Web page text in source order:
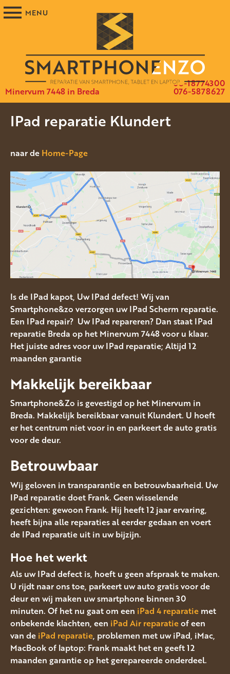
Minervum 7448 in Breda 076-5878627
06-18774300
IPad reparatie Klundert
naar de Home-Page
Is de IPad kapot, Uw IPad defect! Wij van
Smartphone&zo verzorgen uw IPad Scherm reparatie.
Een IPad repair? Uw IPad repareren? Dan staat IPad
reparatie Breda op het Minervum 7448 voor u klaar.
Het juiste adres voor uw IPad reparatie; Altijd 12
maanden garantie
Makkelijk bereikbaar
Smartphone&Zo is gevestigd op het Minervum in
Breda. Makkelijk bereikbaar vanuit Klundert. U hoeft
er het centrum niet voor in en parkeert de auto gratis
voor de deur.
Betrouwbaar
Wij geloven in transparantie en betrouwbaarheid. Uw
IPad reparatie doet Frank. Geen wisselende
gezichten: gewoon Frank. Hij heeft 12 jaar ervaring,
heeft bijna alle reparaties al eerder gedaan en voert
de IPad reparatie uit in uw bijzijn.
Hoe het werkt
Als uw IPad defect is, hoeft u geen afspraak te maken.
U rijdt naar ons toe, parkeert uw auto gratis voor de
deur en wij maken uw smartphone binnen 30
minuten. Of het nu gaat om een iPad 4 reparatie met
onbekende klachten, een iPad Air reparatieof een
van de iPad reparatie, problemen met uw iPad, iMac,
MacBook of laptop: Frank maakt het en geeft 12
maanden garantie op het gerepareerde onderdeel.